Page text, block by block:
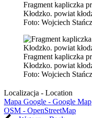
Fragment kapliczka
Kłodzko. powiat
Foto: Wojciech
Fragment kapliczka
Kłodzko. powiat
Foto: Wojciech
Localizacja - Location
Mapa Google - Google Map
OSM - OpenStreetMap